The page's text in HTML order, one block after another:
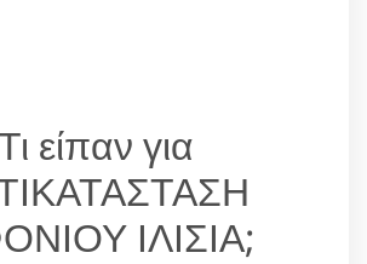
είπαν για
ΙΛΙΣΙΑ;